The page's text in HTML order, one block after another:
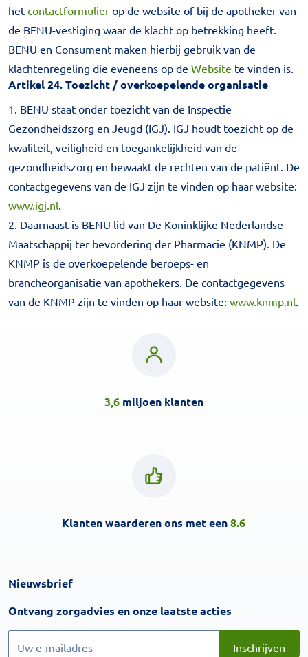
het contactformulier op de website of bij de apotheker van
de BENU-vestiging waar de klacht op betrekking heeft.
BENU en Consument maken hierbij gebruik van de
klachtenregeling die eveneens op de Website te vinden is.
Artikel 24. Toezicht / overkoepelende organisatie
1. BENU staat onder toezicht van de Inspectie
Gezondheidszorg en Jeugd (IGJ). IGJ houdt toezicht op de
kwaliteit, veiligheid en toegankelijkheid van de
gezondheidszorg en bewaakt de rechten van de patiënt. De
contactgegevens van de IGJ zijn te vinden op haar website:
www.igj.nl.
2. Daarnaast is BENU lid van De Koninklijke Nederlandse
Maatschappij ter bevordering der Pharmacie (KNMP). De
KNMP is de overkoepelende beroeps- en
brancheorganisatie van apothekers. De contactgegevens
van de KNMP zijn te vinden op haar website: www.knmp.nl.
3,6miljoen klanten
Klanten waarderen ons met een8.6
Nieuwsbrief
Ontvang zorgadvies en onze laatste acties
Inschrijven